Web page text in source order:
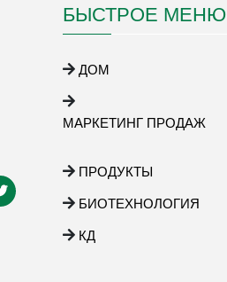
БЫСТРОЕ МЕНЮ
ДОМ
МАРКЕТИНГ ПРОДАЖ
ПРОДУКТЫ
БИОТЕХНОЛОГИЯ
КД